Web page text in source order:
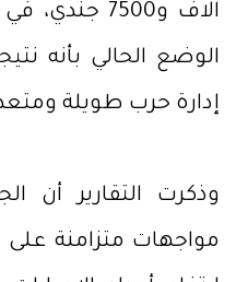
آلاف
الوضع الحالي بأنه
إدارة حرب طويلة
وذكرت التقارير أن
مواجهات متزامنة